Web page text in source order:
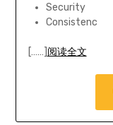
Security
Consistenc
[……] 阅读全文